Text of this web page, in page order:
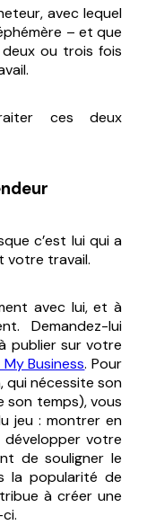
avec lequel
– et que
ou trois fois
ces deux
c’est lui qui a
votre travail.
avec lui, et à
Demandez-lui
publier sur votre
Business. Pour
qui nécessite son
son temps), vous
jeu : montrer en
votre
de souligner le
la popularité de
à créer une